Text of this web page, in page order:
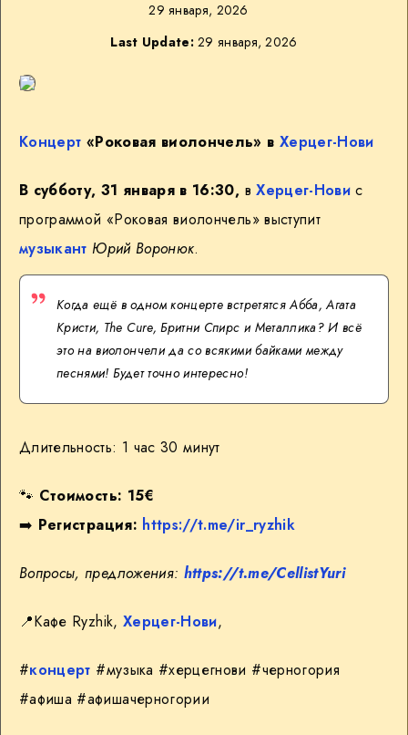
29 января, 2026
Last Update:29 января, 2026
Концерт «Роковая виолончель» в Херцег-Нови
В субботу, 31 января в 16:30, вХерцег-Нови с
программой «Роковая виолончель» выступит
музыкант Юрий Воронюк.
Когда ещё в одном концерте встретятся Абба, Агата
Кристи, The Cure, Бритни Спирс и Металлика? И всё
это на виолончели да со всякими байками между
песнями! Будет точно интересно!
Длительность: 1 час 30 минут
🐾 Стоимость: 15€
➡️ Регистрация: https://t.me/ir_ryzhik
Вопросы, предложения: https://t.me/CellistYuri
📍Кафе Ryzhik, Херцег-Нови,
#концерт #музыка #херцегнови #черногория
#афиша #афишачерногории